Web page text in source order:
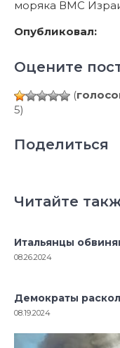
моряка ВМС
Опубликовал:
Оцените
(
5)
Поделиться
Читайте
Итальянцы
08.26.2024
Демократы
08.19.2024